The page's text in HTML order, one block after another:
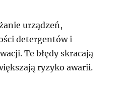
urządzeń,
detergentów i
Te błędy skracają
ryzyko awarii.